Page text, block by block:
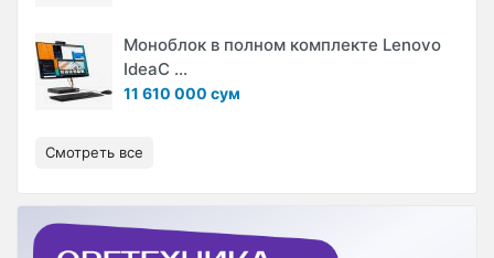
Моноблок в полном комплекте Lenovo
IdeaC ...
11 610 000 сум
Смотреть все